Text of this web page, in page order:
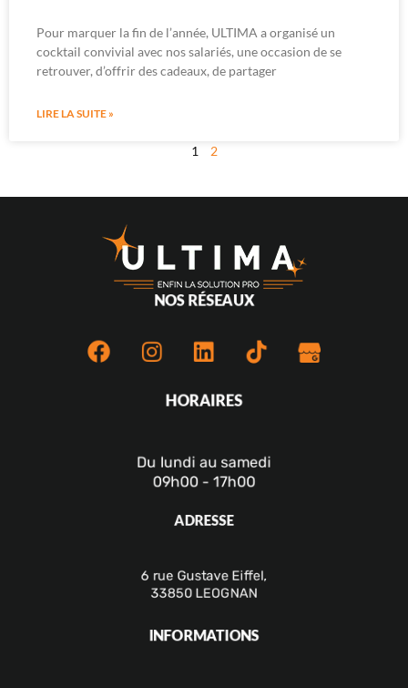
Pour marquer la fin de l’année, ULTIMA a organisé un
cocktail convivial avec nos salariés, une occasion de se
retrouver, d’offrir des cadeaux, de partager
LIRE LA SUITE »
1 2
INFORMATIONS
ADRESSE
6 rue Gustave Eiffel,
33850 LEOGNAN
HORAIRES
Du lundi au samedi
09h00 - 17h00
NOS RÉSEAUX